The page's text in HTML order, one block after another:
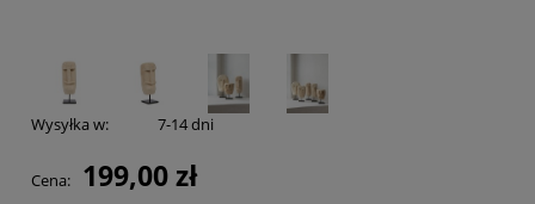
Wysyłka w: 7-14 dni
Cena: 199,00 zł